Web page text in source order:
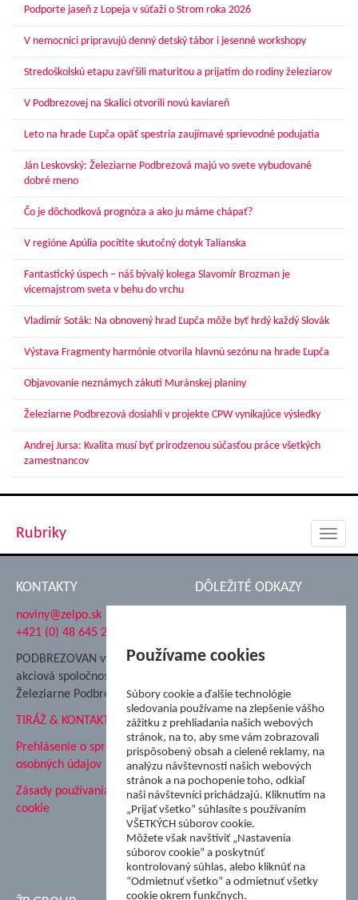
Podporte jaseň z Lopeja v súťaži o Strom roka 2026
V nemocnici pripravujú denný detský tábor i jesenné workshopy
Stredoškolskú etapu zavŕšili maturitou a prijatím do rodiny železiarov
V Podbrezovej na Skalici otvorili novú kaviareň
Leto na hrade Ľupča opäť spestria zaujímavé sprievodné podujatia
Ján Leskovský: Železiarne Podbrezová majú vo svete vybudované
dobré meno
Čo je dôchodková prognóza a ako ju máme chápať?
V regióne Apúlia pocítite skutočný dotyk Talianska
Fantastický úspech – náš bývalý kolega Slavomír Brozman je
vicemajstrom sveta v behu do vrchu
Vladimír Soták: Na obnovený hrad Ľupča môže byť hrdý každý Slovák
Výstava Fragmenty harmónie otvorila hlavnú sezónu na hrade Ľupča
Objavovanie neznámych zákutí Muránskej planiny
Železiarne Podbrezová dosiahli v projekte CPW vynikajúce výsledky
Andrej Jursa: Kvalita musí byť prirodzenou súčasťou práce všetkých
zamestnancov
Rubriky
KONTAKTY
noviny@zelpo.sk
+421 (0) 48 645 2711
PODBREZOVAN vydáva
akciová spoločnosť
Železiarne Podbrezová
TIRÁŽ & KONTAKT
Prehlásenie o spracovaní
osobných údajov
Zásady používania súborov
cookie
DÔLEŽITÉ ODKAZY
Nadácia Železiarne
ŽP Informatika s.r.o.
ŠK Železiarne Podbrezová
Tále a.s.
Používame cookies
Súbory cookie a ďalšie technológie
sledovania používame na zlepšenie vášho
zážitku z prehliadania našich webových
stránok, na to, aby sme vám zobrazovali
prispôsobený obsah a cielené reklamy, na
analýzu návštevnosti našich webových
stránok a na pochopenie toho, odkiaľ
naši návštevníci prichádzajú. Kliknutím na
„Prijať všetko” súhlasíte s používaním
VŠETKÝCH súborov cookie.
Môžete však navštíviť „Nastavenia
súborov cookie” a poskytnúť
kontrolovaný súhlas, alebo kliknúť na
“Odmietnuť všetko” a odmietnuť všetky
cookie okrem funkčnych.